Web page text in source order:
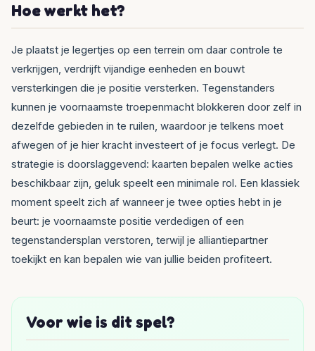
Hoe werkt het?
Je plaatst je legertjes op een terrein om daar controle te
verkrijgen, verdrijft vijandige eenheden en bouwt
versterkingen die je positie versterken. Tegenstanders
kunnen je voornaamste troepenmacht blokkeren door zelf in
dezelfde gebieden in te ruilen, waardoor je telkens moet
afwegen of je hier kracht investeert of je focus verlegt. De
strategie is doorslaggevend: kaarten bepalen welke acties
beschikbaar zijn, geluk speelt een minimale rol. Een klassiek
moment speelt zich af wanneer je twee opties hebt in je
beurt: je voornaamste positie verdedigen of een
tegenstandersplan verstoren, terwijl je alliantiepartner
toekijkt en kan bepalen wie van jullie beiden profiteert.
Voor wie is dit spel?